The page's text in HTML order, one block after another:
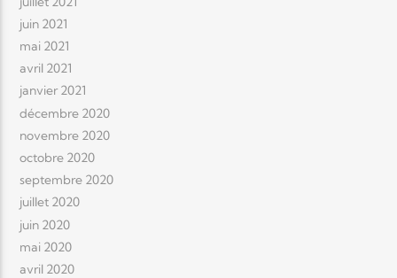
juin 2021
mai 2021
avril 2021
janvier 2021
décembre 2020
novembre 2020
octobre 2020
septembre 2020
juillet 2020
juin 2020
mai 2020
avril 2020